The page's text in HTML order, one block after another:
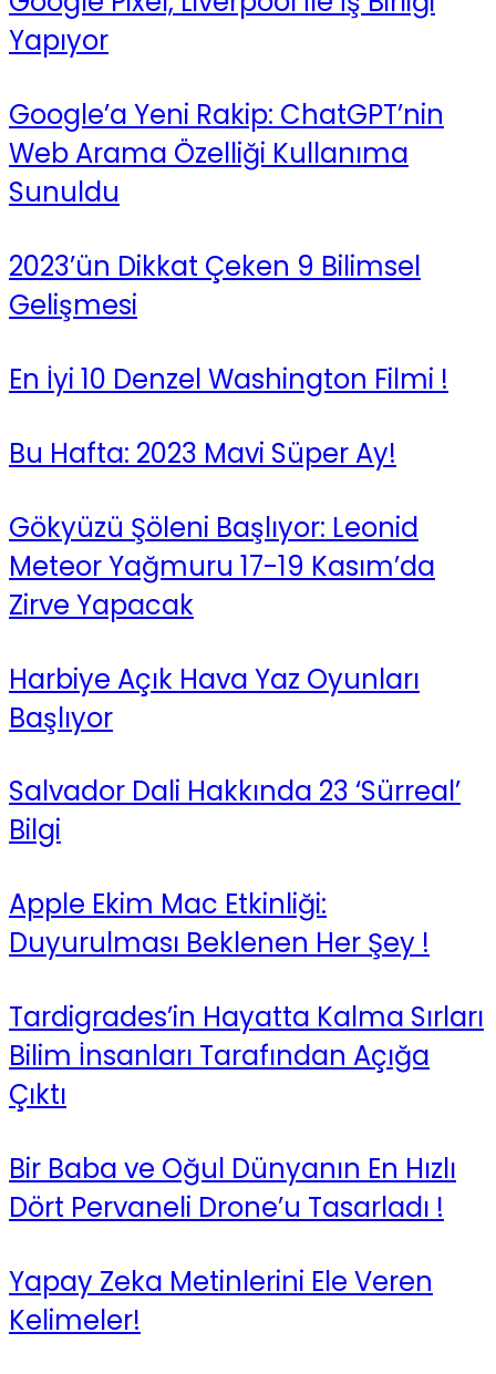
Yapıyor
Google’a Yeni Rakip: ChatGPT’nin
Web Arama Özelliği Kullanıma
Sunuldu
2023’ün Dikkat Çeken 9 Bilimsel
Gelişmesi
En İyi 10 Denzel Washington Filmi !
Bu Hafta: 2023 Mavi Süper Ay!
Gökyüzü Şöleni Başlıyor: Leonid
Meteor Yağmuru 17-19 Kasım’da
Zirve Yapacak
Harbiye Açık Hava Yaz Oyunları
Başlıyor
Salvador Dali Hakkında 23 ‘Sürreal’
Bilgi
Apple Ekim Mac Etkinliği:
Duyurulması Beklenen Her Şey !
Tardigrades’in Hayatta Kalma Sırları
Bilim İnsanları Tarafından Açığa
Çıktı
Bir Baba ve Oğul Dünyanın En Hızlı
Dört Pervaneli Drone’u Tasarladı !
Yapay Zeka Metinlerini Ele Veren
Kelimeler!